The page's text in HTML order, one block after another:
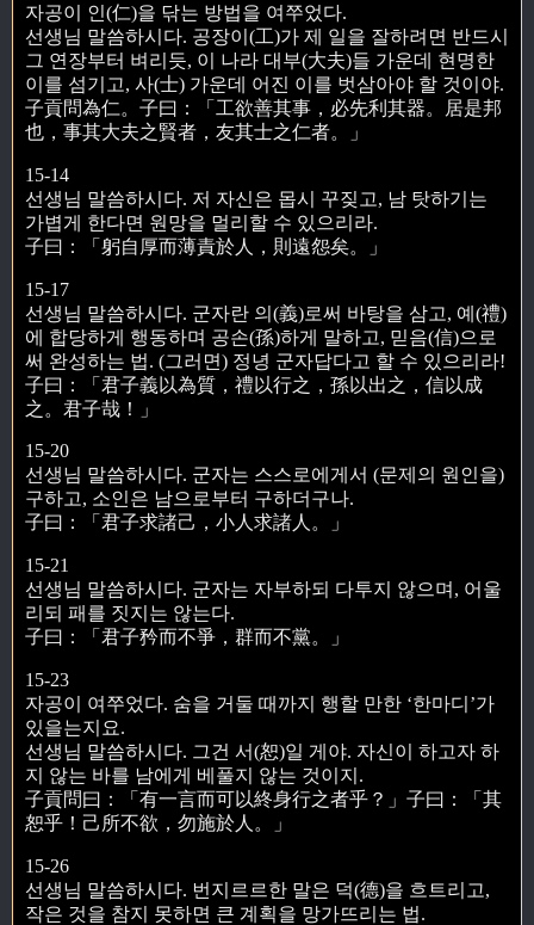
자공이 인(仁)을 닦는 방법을 여쭈었다.
선생님 말씀하시다. 공장이(工)가 제 일을 잘하려면 반드시
그 연장부터 벼리듯, 이 나라 대부(大夫)들 가운데 현명한
이를 섬기고, 사(士) 가운데 어진 이를 벗삼아야 할 것이야.
子貢問為仁。子曰：「工欲善其事，必先利其器。居是邦
也，事其大夫之賢者，友其士之仁者。」
15-14
선생님 말씀하시다. 저 자신은 몹시 꾸짖고, 남 탓하기는
가볍게 한다면 원망을 멀리할 수 있으리라.
子曰：「躬自厚而薄責於人，則遠怨矣。」
15-17
선생님 말씀하시다. 군자란 의(義)로써 바탕을 삼고, 예(禮)
에 합당하게 행동하며 공손(孫)하게 말하고, 믿음(信)으로
써 완성하는 법. (그러면) 정녕 군자답다고 할 수 있으리라!
子曰：「君子義以為質，禮以行之，孫以出之，信以成
之。君子哉！」
15-20
선생님 말씀하시다. 군자는 스스로에게서 (문제의 원인을)
구하고, 소인은 남으로부터 구하더구나.
子曰：「君子求諸己，小人求諸人。」
15-21
선생님 말씀하시다. 군자는 자부하되 다투지 않으며, 어울
리되 패를 짓지는 않는다.
子曰：「君子矜而不爭，群而不黨。」
15-23
자공이 여쭈었다. 숨을 거둘 때까지 행할 만한 ‘한마디’가
있을는지요.
선생님 말씀하시다. 그건 서(恕)일 게야. 자신이 하고자 하
지 않는 바를 남에게 베풀지 않는 것이지.
子貢問曰：「有一言而可以終身行之者乎？」子曰：「其
恕乎！己所不欲，勿施於人。」
15-26
선생님 말씀하시다. 번지르르한 말은 덕(德)을 흐트리고,
작은 것을 참지 못하면 큰 계획을 망가뜨리는 법.